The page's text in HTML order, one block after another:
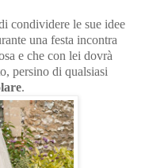
condividere le sue idee
una festa incontra
e che con lei dovrà
persino di qualsiasi
.